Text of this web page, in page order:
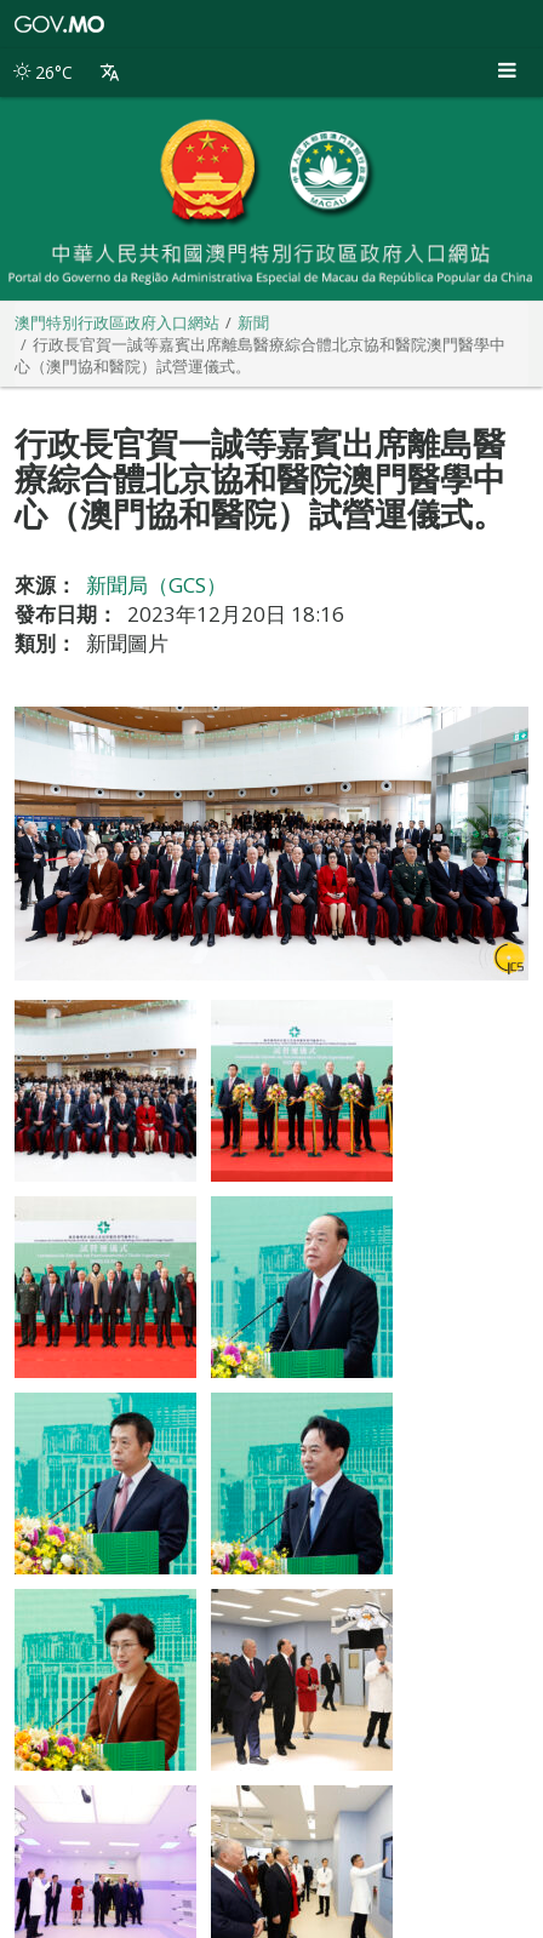
別
26°C
澳門特別行政區政府入口網站
新聞
行政長官賀一誠等嘉賓出席離島醫療綜合體北京協和醫院澳門醫學中
心（澳門協和醫院）試營運儀式。
行政長官賀一誠等嘉賓出席離島醫
療綜合體北京協和醫院澳門醫學中
心（澳門協和醫院）試營運儀式。
來源：
新聞局（GCS）
發布日期：
2023年12月20日 18:16
類別：
新聞圖片